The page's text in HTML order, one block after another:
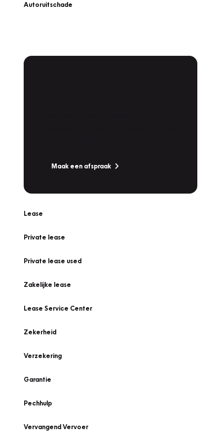
Autoruitschade
Maak een afspraak
Lease
Private lease
Private lease used
Zakelijke lease
Lease Service Center
Zekerheid
Verzekering
Garantie
Pechhulp
Vervangend Vervoer